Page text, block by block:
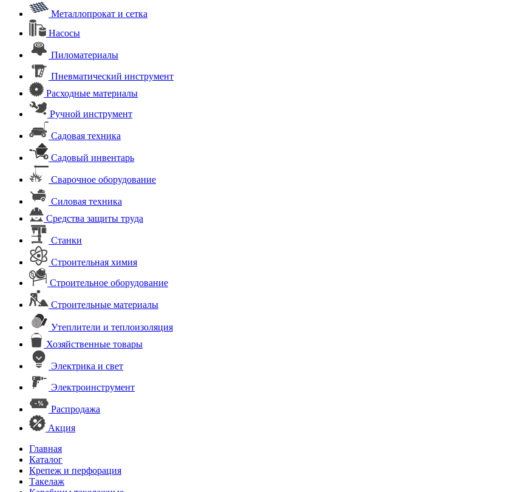
Металлопрокат и сетка
Насосы
Пиломатериалы
Пневматический инструмент
Расходные материалы
Ручной инструмент
Садовая техника
Садовый инвентарь
Сварочное оборудование
Силовая техника
Средства защиты труда
Станки
Строительная химия
Строительное оборудование
Строительные материалы
Утеплители и теплоизоляция
Хозяйственные товары
Электрика и свет
Электроинструмент
Распродажа
Акция
Главная
Каталог
Крепеж и перфорация
Такелаж